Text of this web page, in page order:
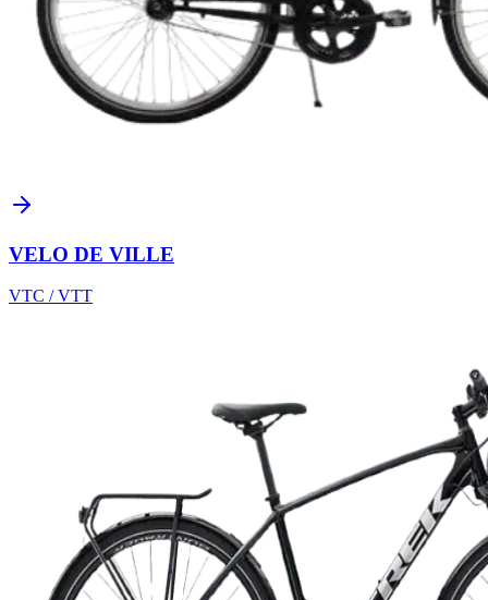
VELO DE VILLE
VTC / VTT